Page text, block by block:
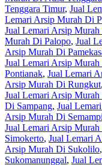
Tenggara Timur, Jual
Lemari Arsip Murah Di
Jual Lemari Arsip Murah
Murah Di Palopo, Jual
Arsip Murah Di
Jual Lemari Arsip Murah
Pontianak, Jual Lemari
Arsip Murah Di Rungkut,
Jual Lemari Arsip
Di Sampang, Jual
Arsip Murah Di
Jual Lemari Arsip
Simokerto, Jual Lemari
Arsip Murah Di Sukolilo,
Sukomanunggal, Jual